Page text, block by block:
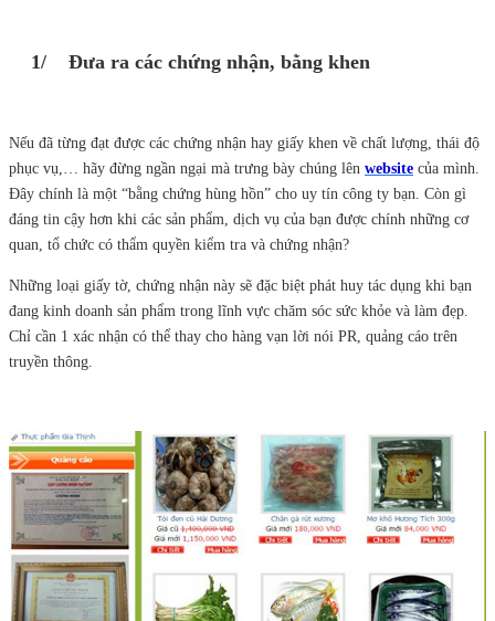
1/ Đưa ra các chứng nhận, bằng khen
Nếu đã từng đạt được các chứng nhận hay giấy khen về chất lượng, thái độ
phục vụ,… hãy đừng ngần ngại mà trưng bày chúng lên website của mình.
Đây chính là một “bằng chứng hùng hồn” cho uy tín công ty bạn. Còn gì
đáng tin cậy hơn khi các sản phẩm, dịch vụ của bạn được chính những cơ
quan, tổ chức có thẩm quyền kiểm tra và chứng nhận?
Những loại giấy tờ, chứng nhận này sẽ đặc biệt phát huy tác dụng khi bạn
đang kinh doanh sản phẩm trong lĩnh vực chăm sóc sức khỏe và làm đẹp.
Chỉ cần 1 xác nhận có thể thay cho hàng vạn lời nói PR, quảng cáo trên
truyền thông.